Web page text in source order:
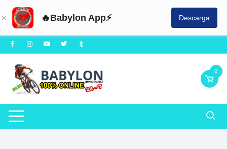
🔥Babylon App⚡ Descarga
Saltar
al
contenido
0